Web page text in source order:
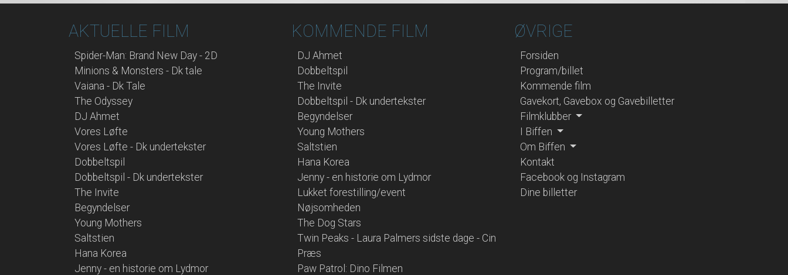
AKTUELLE FILM
Spider-Man: Brand New Day - 2D
Minions & Monsters - Dk tale
Vaiana - Dk Tale
The Odyssey
DJ Ahmet
Vores Løfte
Vores Løfte - Dk undertekster
Dobbeltspil
Dobbeltspil - Dk undertekster
The Invite
Begyndelser
Young Mothers
Saltstien
Hana Korea
Jenny - en historie om Lydmor
KOMMENDE FILM
DJ Ahmet
Dobbeltspil
The Invite
Dobbeltspil - Dk undertekster
Begyndelser
Young Mothers
Saltstien
Hana Korea
Jenny - en historie om Lydmor
Lukket forestilling/event
Nøjsomheden
The Dog Stars
Twin Peaks - Laura Palmers sidste dage - Cin
Præs
Paw Patrol: Dino Filmen
ØVRIGE
Forsiden
Program/billet
Kommende film
Gavekort, Gavebox og Gavebilletter
Filmklubber
I Biffen
Om Biffen
Kontakt
Facebook og Instagram
Dine billetter